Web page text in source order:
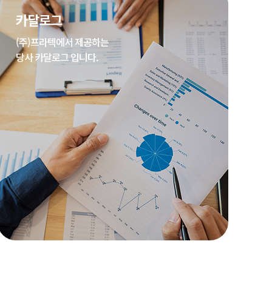
카달로그
(주)프라텍에서 제공하는
당사 카달로그 입니다.